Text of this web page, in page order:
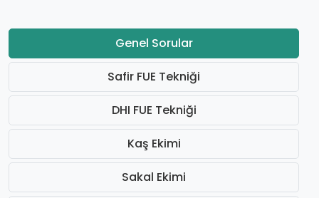
Genel Sorular
Safir FUE Tekniği
DHI FUE Tekniği
Kaş Ekimi
Sakal Ekimi